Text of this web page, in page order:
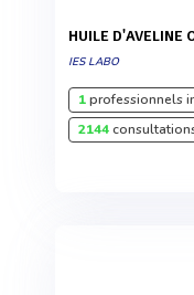
HUILE D'AVELINE
IES LABO
1professionnels
2144